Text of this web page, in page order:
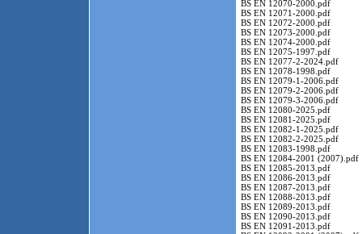
BS EN 12070-2000.pdf
BS EN 12071-2000.pdf
BS EN 12072-2000.pdf
BS EN 12073-2000.pdf
BS EN 12074-2000.pdf
BS EN 12075-1997.pdf
BS EN 12077-2-2024.pdf
BS EN 12078-1998.pdf
BS EN 12079-1-2006.pdf
BS EN 12079-2-2006.pdf
BS EN 12079-3-2006.pdf
BS EN 12080-2025.pdf
BS EN 12081-2025.pdf
BS EN 12082-1-2025.pdf
BS EN 12082-2-2025.pdf
BS EN 12083-1998.pdf
BS EN 12084-2001 (2007).pdf
BS EN 12085-2013.pdf
BS EN 12086-2013.pdf
BS EN 12087-2013.pdf
BS EN 12088-2013.pdf
BS EN 12089-2013.pdf
BS EN 12090-2013.pdf
BS EN 12091-2013.pdf